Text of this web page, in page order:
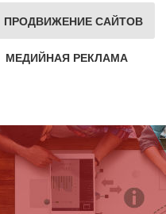
ПРОДВИЖЕНИЕ САЙТОВ
МЕДИЙНАЯ РЕКЛАМА